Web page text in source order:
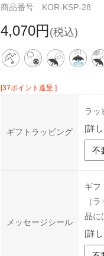
商品番号 KOR-KSP-28
4,070円 (税込)
[37ポイント進呈 ]
ギフトラッピング
ラッ
[詳
メッセージシール
ギフ
（
品に
[詳